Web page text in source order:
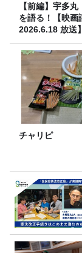
【前編】宇多丸
を語る！【映画
2026.6.18 放送】
チャリピ